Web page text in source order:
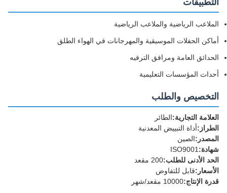
التطبيقات
الملاعب الرياضية والملاعب الرياضية
أماكن الحفلات الموسيقية والمهرجانات في الهواء الطلق
الحدائق العامة ومرافق الترفيه
أحداث المؤسسات التعليمية
التخصيص والطلب
العلامة التجارية:الطائر
الطراز: أداة التبييض المعدنية
المصدر: الصين
شهادة:ISO9001
الحد الأدنى للطلب:200 مقعد
الأسعار: قابل للتفاوض
قدرة الإنتاج:10000 مقعد/شهر